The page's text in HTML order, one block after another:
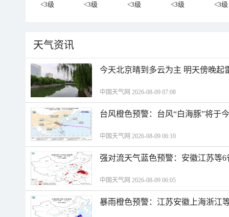
<3级
<3级 <3级 <3级 <3级
天气资讯
今天北京晴到多云为主 明天傍晚起
中国天气网 2026-08-09 07:08
台风橙色预警：台风“白海豚”将于
中国天气网 2026-08-09 06:10
强对流天气蓝色预警：安徽江苏等
中国天气网 2026-08-09 06:05
暴雨橙色预警：江苏安徽上海浙江